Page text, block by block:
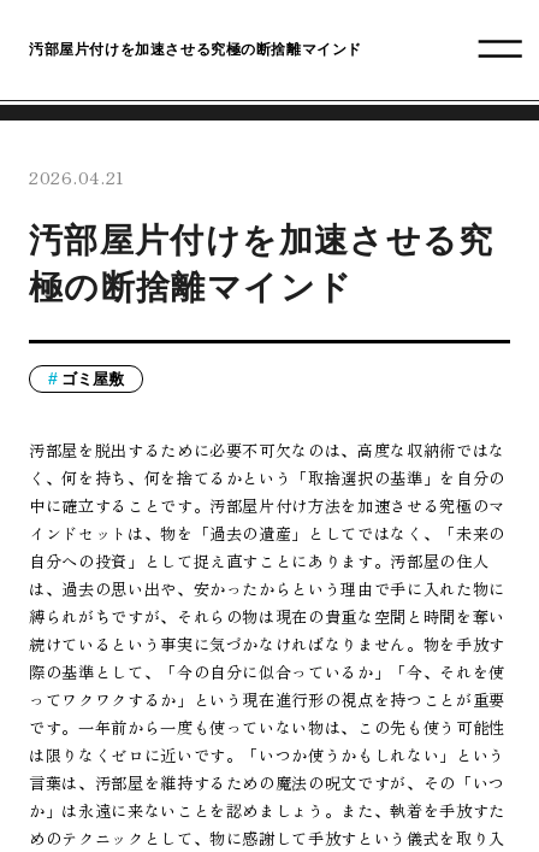
汚部屋片付けを加速させる究極の断捨離マインド
2026.04.21
汚部屋片付けを加速させる究
極の断捨離マインド
ゴミ屋敷
汚部屋を脱出するために必要不可欠なのは、高度な収納術ではな
く、何を持ち、何を捨てるかという「取捨選択の基準」を自分の
中に確立することです。汚部屋片付け方法を加速させる究極のマ
インドセットは、物を「過去の遺産」としてではなく、「未来の
自分への投資」として捉え直すことにあります。汚部屋の住人
は、過去の思い出や、安かったからという理由で手に入れた物に
縛られがちですが、それらの物は現在の貴重な空間と時間を奪い
続けているという事実に気づかなければなりません。物を手放す
際の基準として、「今の自分に似合っているか」「今、それを使
ってワクワクするか」という現在進行形の視点を持つことが重要
です。一年前から一度も使っていない物は、この先も使う可能性
は限りなくゼロに近いです。「いつか使うかもしれない」という
言葉は、汚部屋を維持するための魔法の呪文ですが、その「いつ
か」は永遠に来ないことを認めましょう。また、執着を手放すた
めのテクニックとして、物に感謝して手放すという儀式を取り入